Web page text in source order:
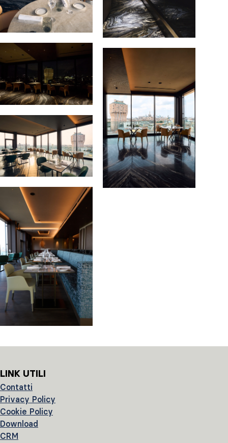
LINK UTILI
Contatti
Privacy Policy
Cookie Policy
Download
CRM